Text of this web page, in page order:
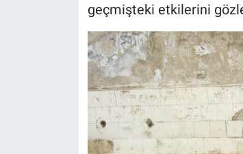
geçmişteki etkilerini